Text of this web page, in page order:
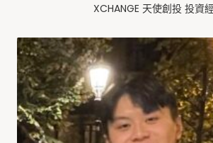
XCHANGE 天使創投 投資